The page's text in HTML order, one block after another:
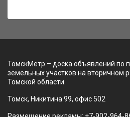
ТомскМетр – доска объявлений по
земельных участков на вторичном
Томской области.
Томск, Никитина 99, офис 502